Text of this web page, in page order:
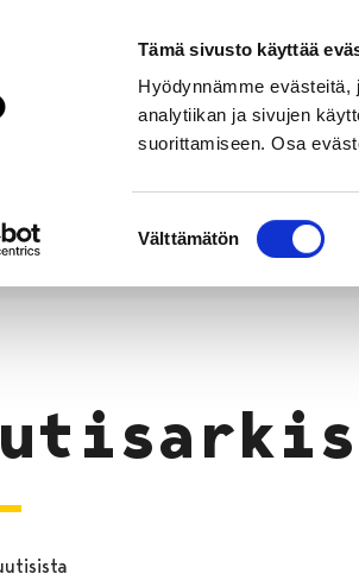
Tämä sivusto käyttää
Hyödynnämme
analytiikan ja sivujen
suorittamiseen. Osa
valinta
Välttämätön